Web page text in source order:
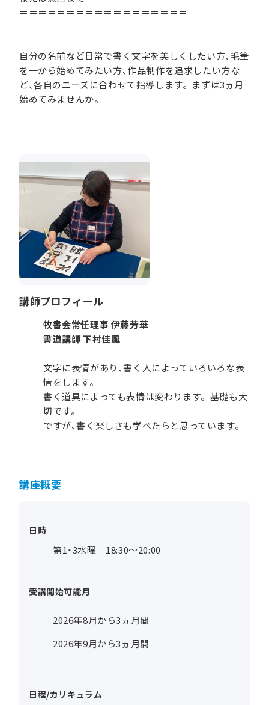
＝＝＝＝＝＝＝＝＝＝＝＝＝＝＝＝＝＝
自分の名前など日常で書く文字を美しくしたい方、毛筆
を一から始めてみたい方、作品制作を追求したい方な
ど、各自のニーズに合わせて指導します。まずは3ヵ月
始めてみませんか。
講師プロフィール
牧書会常任理事 伊藤芳華
書道講師 下村佳風
文字に表情があり、書く人によっていろいろな表
情をします。
書く道具によっても表情は変わります。基礎も大
切です。
ですが、書く楽しさも学べたらと思っています。
講座概要
日時
第1・3水曜 18:30～20:00
受講開始可能月
2026年8月から3ヵ月間
2026年9月から3ヵ月間
日程/カリキュラム